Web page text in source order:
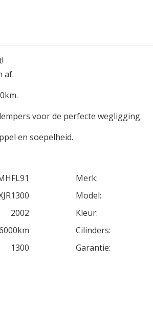
af.
voor de perfecte wegligging.
en soepelheid.
Merk:
Model:
2002 Kleur:
Cilinders:
1300 Garantie: